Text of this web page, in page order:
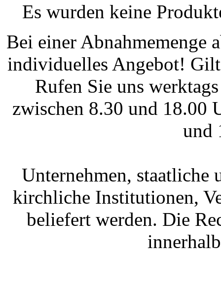
Es wurden keine
Bei einer Abnahmemenge
individuelles Angebot!
Rufen Sie uns
zwischen 8.30 und 18.00
und
Unternehmen,
kirchliche Institutionen,
beliefert werden. Die